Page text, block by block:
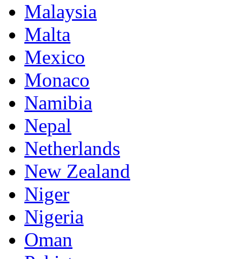
Malaysia
Malta
Mexico
Monaco
Namibia
Nepal
Netherlands
New Zealand
Niger
Nigeria
Oman